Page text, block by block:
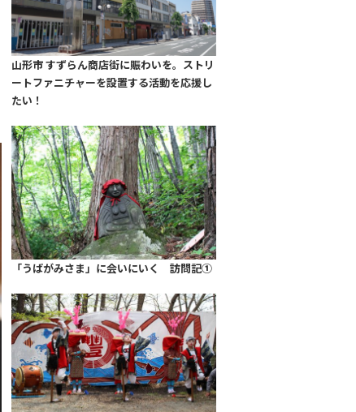
山形市 すずらん商店街に賑わいを。ストリ
ートファニチャーを設置する活動を応援し
たい！
「うばがみさま」に会いにいく 訪問記①